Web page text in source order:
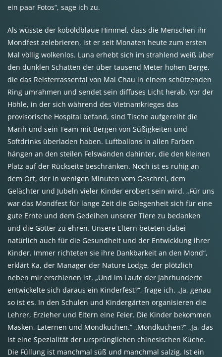
ein paar Fotos“, sage ich zu.
Als wüsste der koboldblaue Himmel, dass die Menschen ihr
Mondfest zelebrieren, ist er seit Monaten heute zum ersten
Mal völlig wolkenlos. Luna erhebt sich im strahlend weiß über
den dunklen Schatten der über tausend Meter hohen Berge,
die das Reisterrassental von Mai Chau in einem schützenden
Ring umrahmen und sendet sein diffuses Licht herab. Vor der
Höhle, in der sich während des Vietnamkrieges das
provisorische Hospital befand, sind Tische aufgereiht die
Manh und sein Team mit Bergen von Süßigkeiten und
Softdrinks überladen haben. Luftballons in allen Farben
hängen an den steilen Felswänden dahinter, die den kleinen
Platz auf der Rückseite beschränken. Noch ist es ruhig an
dem Ort, der in wenigen Minuten vom Geschrei, dem
Gelächter und Jubeln vieler Kinder erobert sein wird. „Für uns
war das Mondfest für lange Zeit die Gelegenheit sich für eine
gute Ernte und dem Gedeihen unserer Tiere zu bedanken
und die Götter zu ehren. Unsere Eltern beteten dabei
natürlich auch für die Gesundheit und der Entwicklung ihrer
Kinder. Immer richteten sie ihre Dankbarkeit an den Mond“,
erklärt Ka, der Manager der Nature Lodge, der plötzlich
neben mir erschienen ist. „Und im Laufe der Jahrhunderte
entwickelte sich daraus ein Kinderfest?“, frage ich. „Ja, genau
so ist es. In den Schulen und Kindergärten organisieren die
Lehrer, Erzieher und Eltern eine Feier. Die Kinder bekommen
Masken, Laternen und Mondkuchen.“ „Mondkuchen?“ „Ja, das
ist eine Spezialität der ursprünglichen chinesischen Küche.
Die Füllung ist manchmal süß und manchmal salzig. Ist ein